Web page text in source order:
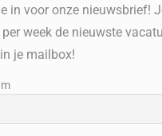
in voor onze nieuwsbrief!
week de nieuwste
je mailbox!